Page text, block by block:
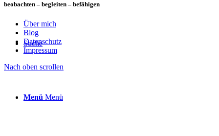
Suche
Menü Menü
beobachten – begleiten – befähigen
Über mich
Blog
Datenschutz
Impressum
Nach oben scrollen